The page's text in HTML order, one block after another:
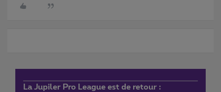
La Jupiler Pro League est de retour :